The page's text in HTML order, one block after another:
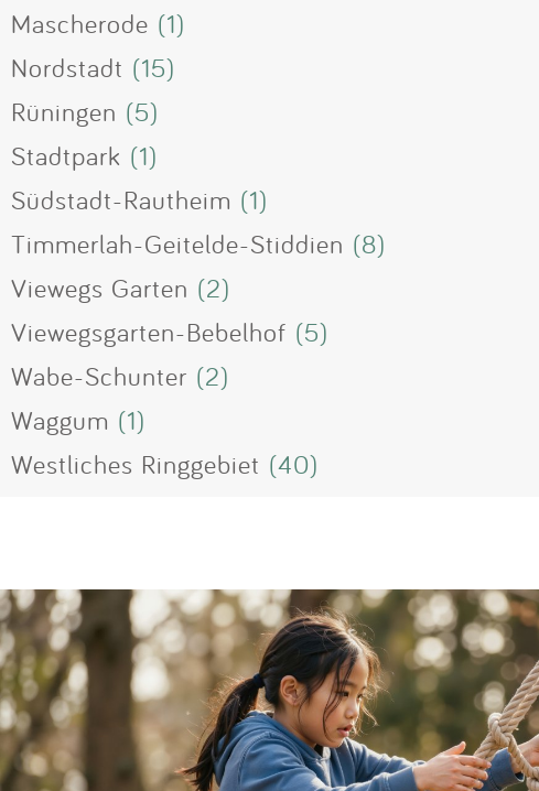
Mascherode (1)
Nordstadt (15)
Rüningen (5)
Stadtpark (1)
Südstadt-Rautheim (1)
Timmerlah-Geitelde-Stiddien (8)
Viewegs Garten (2)
Viewegsgarten-Bebelhof (5)
Wabe-Schunter (2)
Waggum (1)
Westliches Ringgebiet (40)